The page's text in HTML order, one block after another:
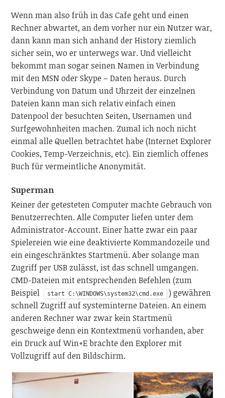
Wenn man also früh in das Cafe geht und einen
Rechner abwartet, an dem vorher nur ein Nutzer war,
dann kann man sich anhand der History ziemlich
sicher sein, wo er unterwegs war. Und vielleicht
bekommt man sogar seinen Namen in Verbindung
mit den MSN oder Skype – Daten heraus. Durch
Verbindung von Datum und Uhrzeit der einzelnen
Dateien kann man sich relativ einfach einen
Datenpool der besuchten Seiten, Usernamen und
Surfgewohnheiten machen. Zumal ich noch nicht
einmal alle Quellen betrachtet habe (Internet Explorer
Cookies, Temp-Verzeichnis, etc). Ein ziemlich offenes
Buch für vermeintliche Anonymität.
Superman
Keiner der getesteten Computer machte Gebrauch von
Benutzerrechten. Alle Computer liefen unter dem
Administrator-Account. Einer hatte zwar ein paar
Spielereien wie eine deaktivierte Kommandozeile und
ein eingeschränktes Startmenü. Aber solange man
Zugriff per USB zulässt, ist das schnell umgangen.
CMD-Dateien mit entsprechenden Befehlen (zum
Beispiel
start C:\WINDOWS\system32\cmd.exe
) gewähren
schnell Zugriff auf systeminterne Dateien. An einem
anderen Rechner war zwar kein Startmenü
geschweige denn ein Kontextmenü vorhanden, aber
ein Druck auf Win+E brachte den Explorer mit
Vollzugriff auf den Bildschirm.